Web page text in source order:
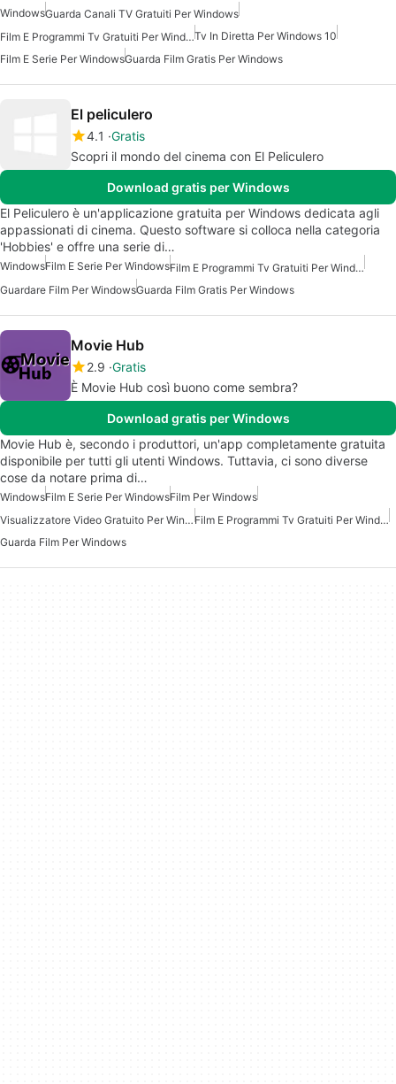
WindowsGuarda Canali TV Gratuiti Per Windows
Film E Programmi Tv Gratuiti Per WindowsTv In Diretta Per Windows 10
Film E Serie Per WindowsGuarda Film Gratis Per Windows
El peliculero
4.1 Gratis
Scopri il mondo del cinema con El Peliculero
Download gratis per Windows
El Peliculero è un'applicazione gratuita per Windows dedicata agli
appassionati di cinema. Questo software si colloca nella categoria
'Hobbies' e offre una serie di…
WindowsFilm E Serie Per Windows
Film E Programmi Tv Gratuiti Per Windows
Guardare Film Per WindowsGuarda Film Gratis Per Windows
Movie Hub
2.9 Gratis
È Movie Hub così buono come sembra?
Download gratis per Windows
Movie Hub è, secondo i produttori, un'app completamente gratuita
disponibile per tutti gli utenti Windows. Tuttavia, ci sono diverse
cose da notare prima di…
WindowsFilm E Serie Per WindowsFilm Per Windows
Visualizzatore Video Gratuito Per Windows
Film E Programmi Tv Gratuiti Per Windows
Guarda Film Per Windows